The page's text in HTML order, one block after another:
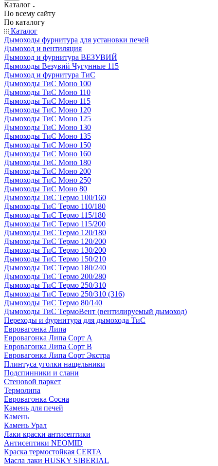
Каталог
По всему сайту
По каталогу
Каталог
Дымоходы фурнитура для установки печей
Дымоход и вентиляция
Дымоход и фурнитура ВЕЗУВИЙ
Дымоходы Везувий Чугунные 115
Дымоход и фурнитура ТиС
Дымоходы ТиС Моно 100
Дымоходы ТиС Моно 110
Дымоходы ТиС Моно 115
Дымоходы ТиС Моно 120
Дымоходы ТиС Моно 125
Дымоходы ТиС Моно 130
Дымоходы ТиС Моно 135
Дымоходы ТиС Моно 150
Дымоходы ТиС Моно 160
Дымоходы ТиС Моно 180
Дымоходы ТиС Моно 200
Дымоходы ТиС Моно 250
Дымоходы ТиС Моно 80
Дымоходы ТиС Термо 100/160
Дымоходы ТиС Термо 110/180
Дымоходы ТиС Термо 115/180
Дымоходы ТиС Термо 115/200
Дымоходы ТиС Термо 120/180
Дымоходы ТиС Термо 120/200
Дымоходы ТиС Термо 130/200
Дымоходы ТиС Термо 150/210
Дымоходы ТиС Термо 180/240
Дымоходы ТиС Термо 200/280
Дымоходы ТиС Термо 250/310
Дымоходы ТиС Термо 250/310 (316)
Дымоходы ТиС Термо 80/140
Дымоходы ТиС ТермоВент (вентилируемый дымоход)
Переходы и фурнитура для дымохода ТиС
Евровагонка Липа
Евровагонка Липа Сорт А
Евровагонка Липа Сорт В
Евровагонка Липа Сорт Экстра
Плинтуса уголки нащельники
Подспинники и слани
Стеновой паркет
Термолипа
Евровагонка Сосна
Камень для печей
Камень
Камень Урал
Лаки краски антисептики
Антисептики NEOMID
Краска термостойкая CERTA
Масла лаки HUSKY SIBERIAL